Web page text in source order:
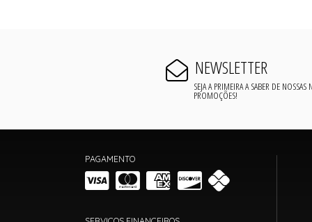
NEWSLETTER
SEJA A PRIMEIRA A SABER DE NOSSAS
PROMOÇÕES!
PAGAMENTO